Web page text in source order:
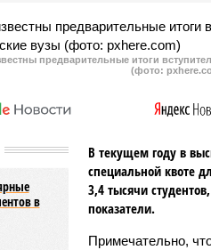
предварительные итоги
(фото:
в
В текущем году в
специальной квоте
3,4 тысячи
показатели.
Примечательно,